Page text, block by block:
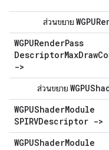
ส่วนขยาย
WGPURenderPass
DescriptorMaxDraw
->
ส่วนขยาย
WGPUShaderModule
SPIRVDescriptor ->
WGPUShaderModule